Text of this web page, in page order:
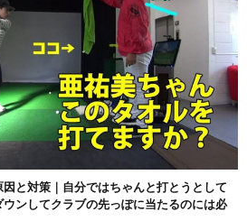
と対策｜自分ではちゃんと打とうとして
ンしてクラブの先っぽに当たるのには必